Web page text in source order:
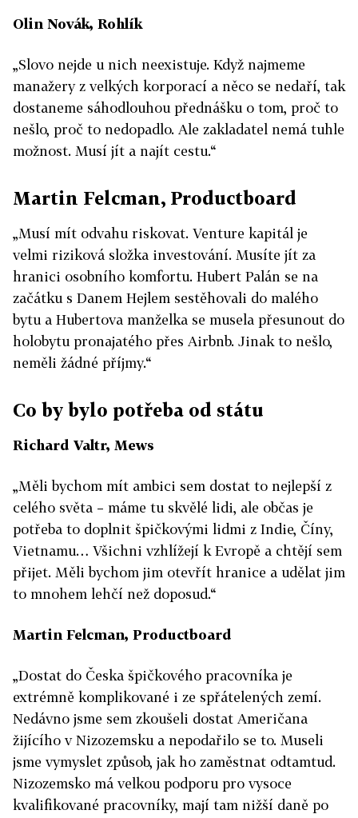
Olin Novák, Rohlík
„Slovo nejde u nich neexistuje. Když najmeme
manažery z velkých korporací a něco se nedaří, tak
dostaneme sáhodlouhou přednášku o tom, proč to
nešlo, proč to nedopadlo. Ale zakladatel nemá tuhle
možnost. Musí jít a najít cestu.“
Martin Felcman, Productboard
„Musí mít odvahu riskovat. Venture kapitál je
velmi riziková složka investování. Musíte jít za
hranici osobního komfortu. Hubert Palán se na
začátku s Danem Hejlem sestěhovali do malého
bytu a Hubertova manželka se musela přesunout do
holobytu pronajatého přes Airbnb. Jinak to nešlo,
neměli žádné příjmy.“
Co by bylo potřeba od státu
Richard Valtr, Mews
„Měli bychom mít ambici sem dostat to nejlepší z
celého světa – máme tu skvělé lidi, ale občas je
potřeba to doplnit špičkovými lidmi z Indie, Číny,
Vietnamu… Všichni vzhlížejí k Evropě a chtějí sem
přijet. Měli bychom jim otevřít hranice a udělat jim
to mnohem lehčí než doposud.“
Martin Felcman, Productboard
„Dostat do Česka špičkového pracovníka je
extrémně komplikované i ze spřátelených zemí.
Nedávno jsme sem zkoušeli dostat Američana
žijícího v Nizozemsku a nepodařilo se to. Museli
jsme vymyslet způsob, jak ho zaměstnat odtamtud.
Nizozemsko má velkou podporu pro vysoce
kvalifikované pracovníky, mají tam nižší daně po